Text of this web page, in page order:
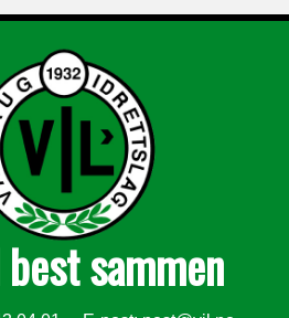
sammen